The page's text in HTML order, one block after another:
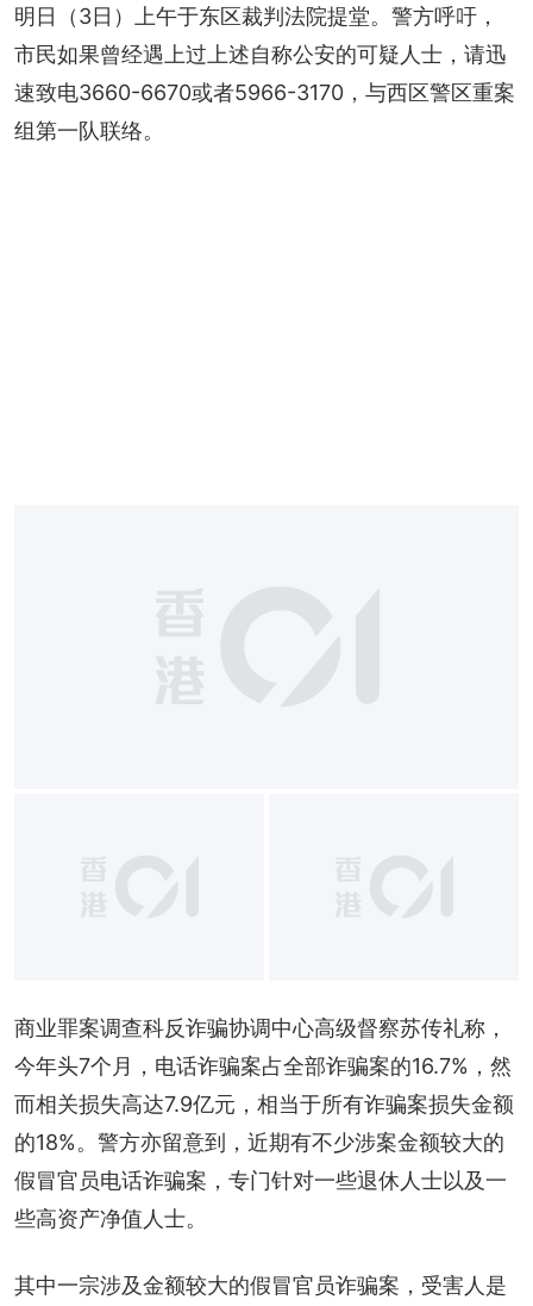
明日（3日）上午于东区裁判法院提堂。警方呼吁，
市民如果曾经遇上过上述自称公安的可疑人士，请迅
速致电3660-6670或者5966-3170，与西区警区重案
组第一队联络。
商业罪案调查科反诈骗协调中心高级督察苏传礼称，
今年头7个月，电话诈骗案占全部诈骗案的16.7%，然
而相关损失高达7.9亿元，相当于所有诈骗案损失金额
的18%。警方亦留意到，近期有不少涉案金额较大的
假冒官员电话诈骗案，专门针对一些退休人士以及一
些高资产净值人士。
其中一宗涉及金额较大的假冒官员诈骗案，受害人是